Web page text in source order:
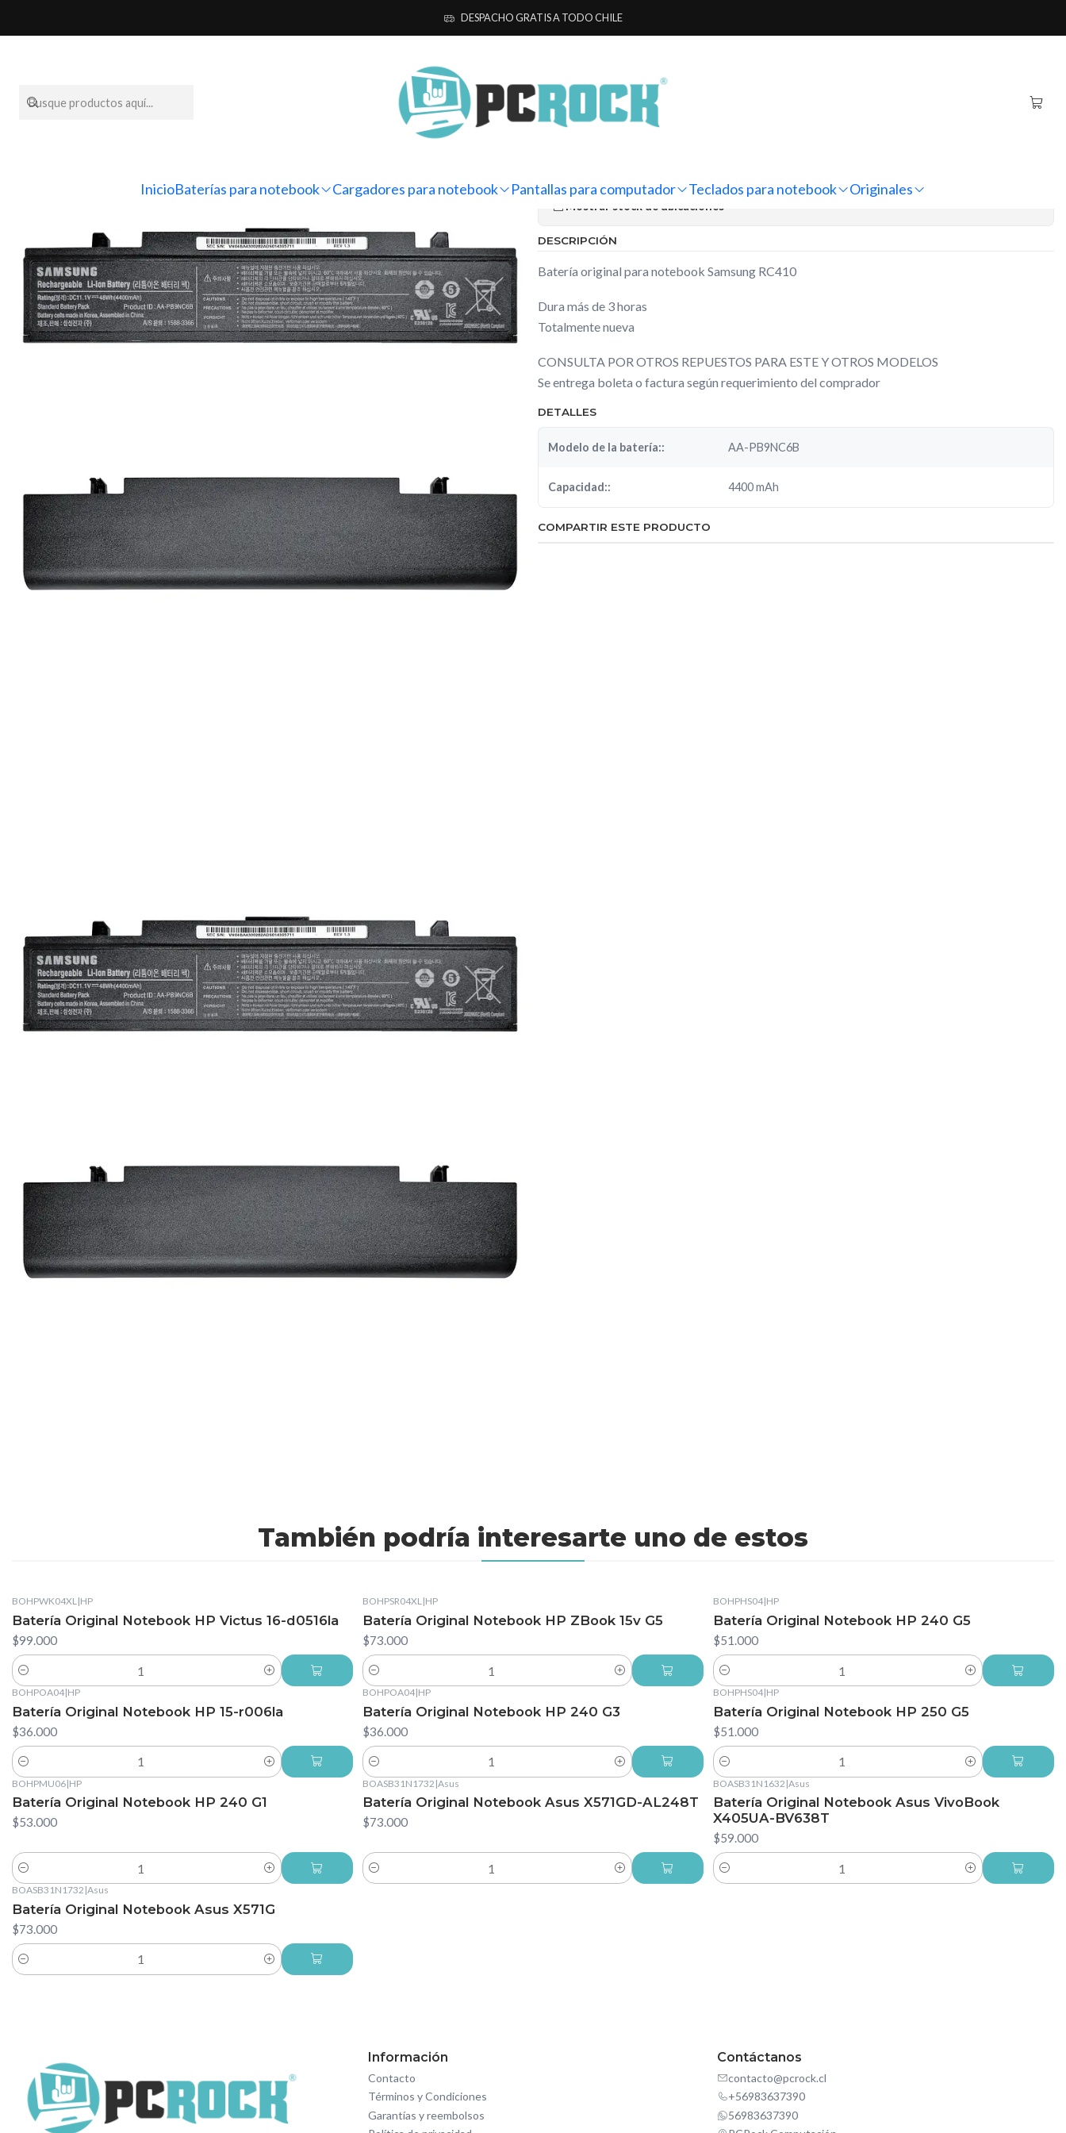
InicioBaterías para notebook Cargadores para notebook Pantallas para computador Teclados para notebook Originales
DESPACHO GRATIS A TODO CHILE
Originales Samsung Batería Original Notebook Samsung RC410
Batería Original Notebook Samsung
RC410
Mostrar stock de ubicaciones
DESCRIPCIÓN
Batería original para notebook Samsung RC410
Dura más de 3 horas
Totalmente nueva
CONSULTA POR OTROS REPUESTOS PARA ESTE Y OTROS MODELOS
Se entrega boleta o factura según requerimiento del comprador
DETALLES
Modelo de la batería:: AA-PB9NC6B
Capacidad:: 4400 mAh
COMPARTIR ESTE PRODUCTO
También podría interesarte uno de estos
BOHPWK04XL|HP
Batería Original Notebook HP Victus 16-d0516la
$99.000
Cantidad
BOHPSR04XL|HP
Batería Original Notebook HP ZBook 15v G5
$73.000
Cantidad
BOHPHS04|HP
Batería Original Notebook HP 240 G5
$51.000
Cantidad
BOHPOA04|HP
Batería Original Notebook HP 15-r006la
$36.000
Cantidad
BOHPOA04|HP
Batería Original Notebook HP 240 G3
$36.000
Cantidad
BOHPHS04|HP
Batería Original Notebook HP 250 G5
$51.000
Cantidad
BOHPMU06|HP
Batería Original Notebook HP 240 G1
$53.000
Cantidad
BOASB31N1732 |Asus
Batería Original Notebook Asus X571GD-AL248T
$73.000
Cantidad
BOASB31N1632 |Asus
Batería Original Notebook Asus VivoBook
X405UA-BV638T
$59.000
Cantidad
BOASB31N1732 |Asus
Batería Original Notebook Asus X571G
$73.000
Cantidad
Información
Contacto
Términos y Condiciones
Garantías y reembolsos
Contáctanos
contacto@pcrock.cl
+56983637390
56983637390